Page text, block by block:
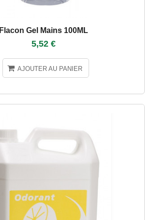
Flacon Gel Mains 100ML
5,52 €
AJOUTER AU PANIER